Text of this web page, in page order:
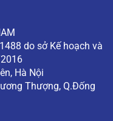
do sở Kế hoạch và
Hà Nội
Thượng, Q.Đống